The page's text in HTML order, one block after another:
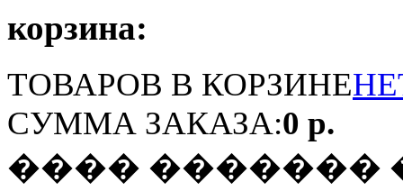
корзина:
ТОВАРОВ В КОРЗИНЕ
СУММА ЗАКАЗА:0 р.
���� �������